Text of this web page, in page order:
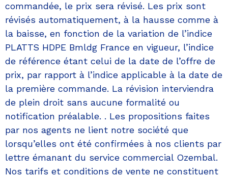
commandée, le prix sera révisé. Les prix sont
révisés automatiquement, à la hausse comme à
la baisse, en fonction de la variation de l’indice
PLATTS HDPE Bmldg France en vigueur, l’indice
de référence étant celui de la date de l’offre de
prix, par rapport à l’indice applicable à la date de
la première commande. La révision interviendra
de plein droit sans aucune formalité ou
notification préalable. . Les propositions faites
par nos agents ne lient notre société que
lorsqu’elles ont été confirmées à nos clients par
lettre émanant du service commercial Ozembal.
Nos tarifs et conditions de vente ne constituent